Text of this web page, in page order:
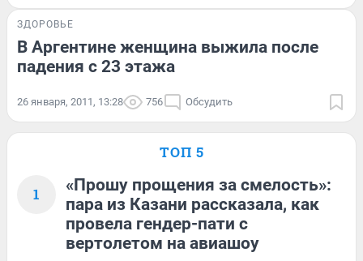
ЗДОРОВЬЕ
В Аргентине женщина выжила после
падения с 23 этажа
26 января, 2011, 13:28 756 Обсудить
ТОП 5
1
«Прошу прощения за смелость»:
пара из Казани рассказала, как
провела гендер-пати с
вертолетом на авиашоу